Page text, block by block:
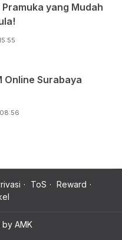
yang Mudah
Online Surabaya
ToS
Reward
by AMK